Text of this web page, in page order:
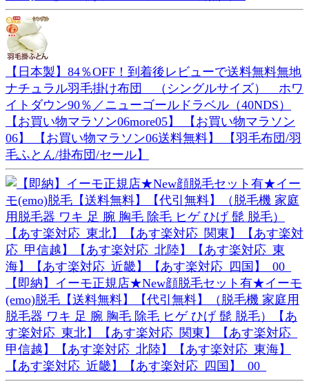
【日本製】84％OFF！到着後レビューで送料無料無地
ナチュラル羽毛掛け布団 （シングルサイズ） ホワ
イトダウン90％／ニューゴールドラベル（40NDS）
【お買い物マラソン06more05】 【お買い物マラソン
06】 【お買い物マラソン06送料無料】 【羽毛布団/羽
毛ふとん/掛布団/セール】
【即納】イーモ正規店★New顔脱毛セット有★イーモ
(emo)脱毛【送料無料】【代引無料】（脱毛機 家庭用
脱毛器 ワキ 足 腕 胸毛 除毛 ヒゲ ひげ 髭 脱毛）【あ
す楽対応_東北】【あす楽対応_関東】【あす楽対応_
甲信越】【あす楽対応_北陸】【あす楽対応_東海】
【あす楽対応_近畿】【あす楽対応_四国】_00_